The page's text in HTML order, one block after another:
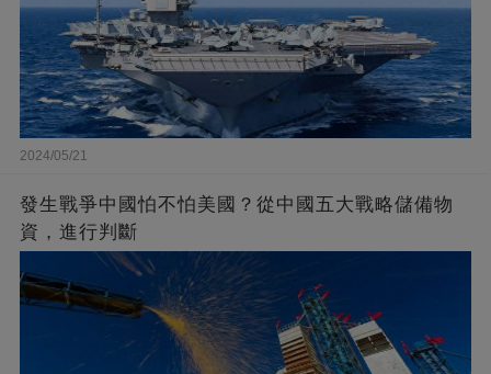
2024/05/21
發生戰爭中國怕不怕美國？從中國五大戰略儲備物
資，進行判斷